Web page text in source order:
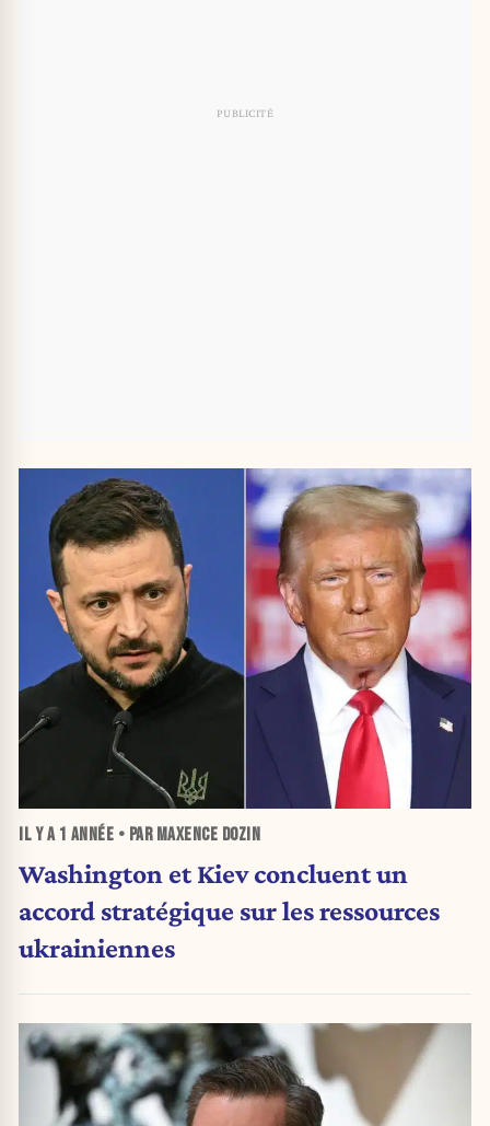
IL Y A 1 ANNÉE • PAR MAXENCE DOZIN
Washington et Kiev concluent un
accord stratégique sur les ressources
ukrainiennes